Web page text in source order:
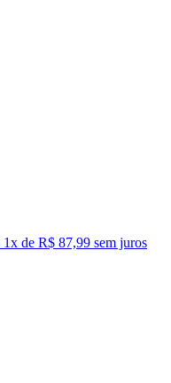
1x de R$ 87,99 sem juros